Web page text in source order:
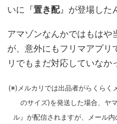
いに『置き配』が登場した
アマゾンなんかではもはや
が、意外にもフリマアプリ
リでもまだ対応していなか
(※)メルカリでは出品者がらくらく
のサイズ)を発送した場合、ヤ
ル』が配信されますが、メール